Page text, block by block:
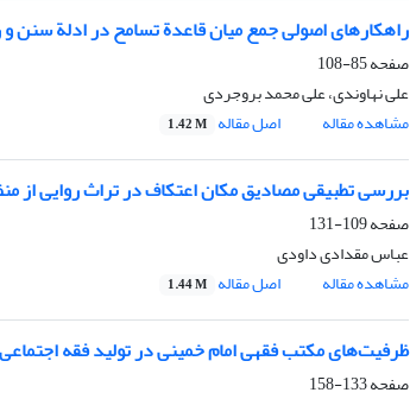
راهکارهای اصولی جمع میان قاعدة تسامح در ادلة سنن و
صفحه85-108
علی نهاوندی، علی محمد بروجردی
مشاهده مقاله
اصل مقاله 1.42 M
بررسی تطبیقی مصادیق مکان اعتکاف در تراث روایی از
صفحه109-131
عباس مقدادی داودی
مشاهده مقاله
اصل مقاله 1.44 M
ظرفیت‌های مکتب فقهی امام خمینی در تولید فقه اجتماعی
صفحه133-158